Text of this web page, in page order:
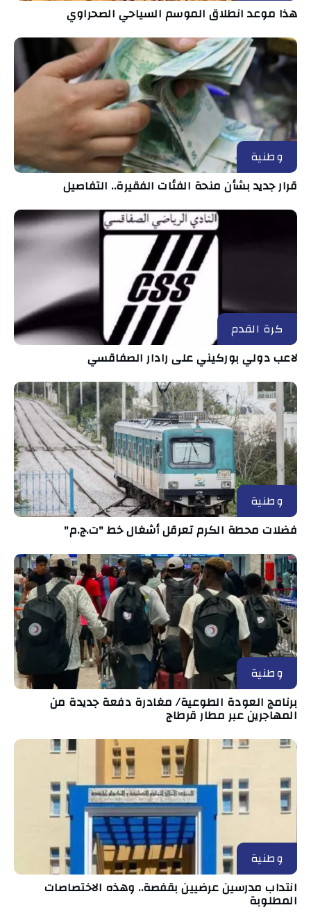
هذا موعد انطلاق الموسم السياحي الصحراوي
وطنية
قرار جديد بشأن منحة الفئات الفقيرة.. التفاصيل
كرة القدم
لاعب دولي بوركيني على رادار الصفاقسي
وطنية
فضلات محطة الكرم تعرقل أشغال خط "ت.ج.م"
وطنية
برنامج العودة الطوعية/ مغادرة دفعة جديدة من
المهاجرين عبر مطار قرطاج
وطنية
انتداب مدرسين عرضيين بقفصة.. وهذه الاختصاصات
المطلوبة